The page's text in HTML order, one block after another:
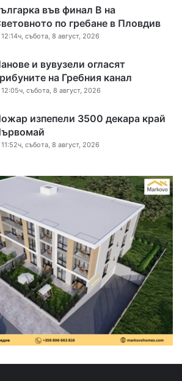
във финал B на
по гребане в Пловдив
12:14ч, събота, 8 август, 2026
и вувузели огласят
на Гребния канал
12:05ч, събота, 8 август, 2026
изпепели 3500 декара край
11:52ч, събота, 8 август, 2026